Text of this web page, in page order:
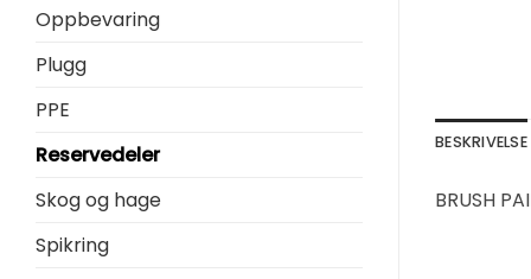
Oppbevaring
Plugg
PPE
Reservedeler
Skog og hage
Spikring
BESKRIVELSE
BRUSH